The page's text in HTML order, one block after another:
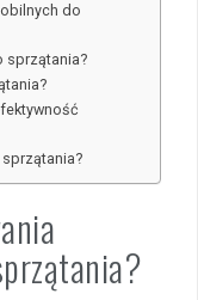
do
sprzątania?